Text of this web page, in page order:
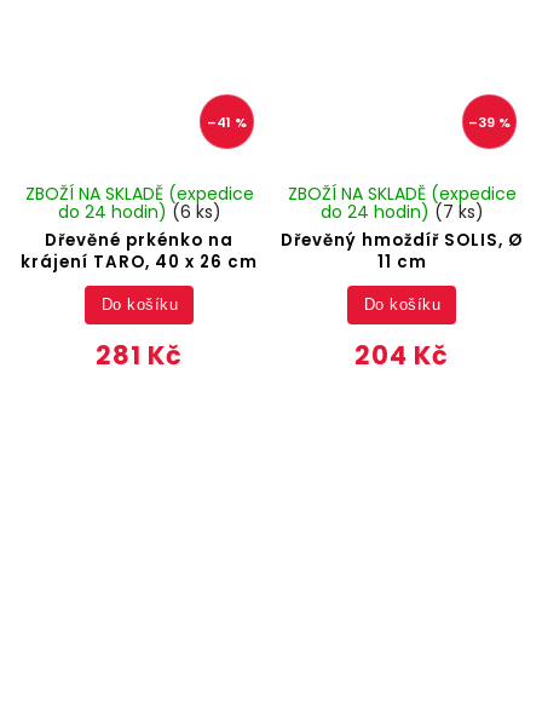
–41 %
Dřevěné prkénko na
krájení TARO, 40 x 26 cm
ZBOŽÍ NA SKLADĚ (expedice
do 24 hodin) (6 ks)
281 Kč
Do košíku
–39 %
Dřevěný hmoždíř SOLIS, Ø
11 cm
ZBOŽÍ NA SKLADĚ (expedice
do 24 hodin) (7 ks)
204 Kč
Do košíku